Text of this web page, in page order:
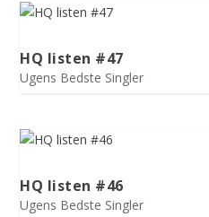
HQ listen #47
Ugens Bedste Singler
HQ listen #46
Ugens Bedste Singler